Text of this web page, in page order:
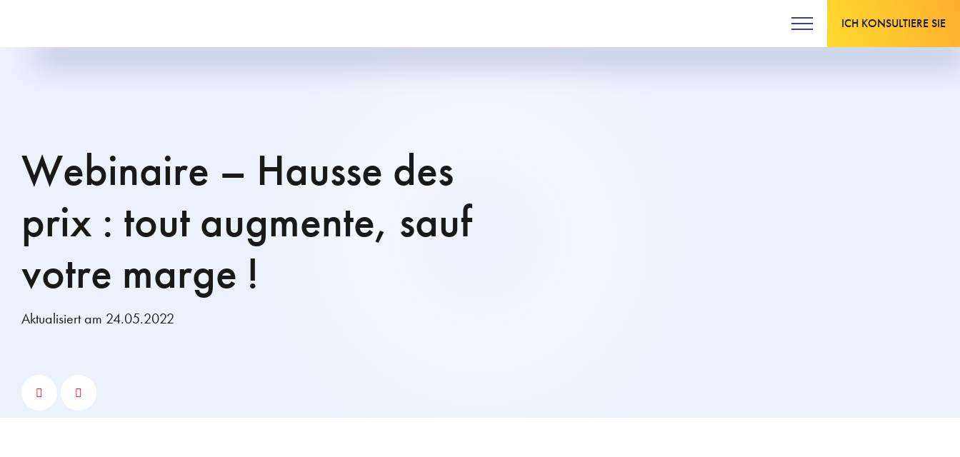
ICH KONSULTIERE SIE
Webinaire – Hausse des
prix : tout augmente, sauf
votre marge !
Aktualisiert am 24.05.2022